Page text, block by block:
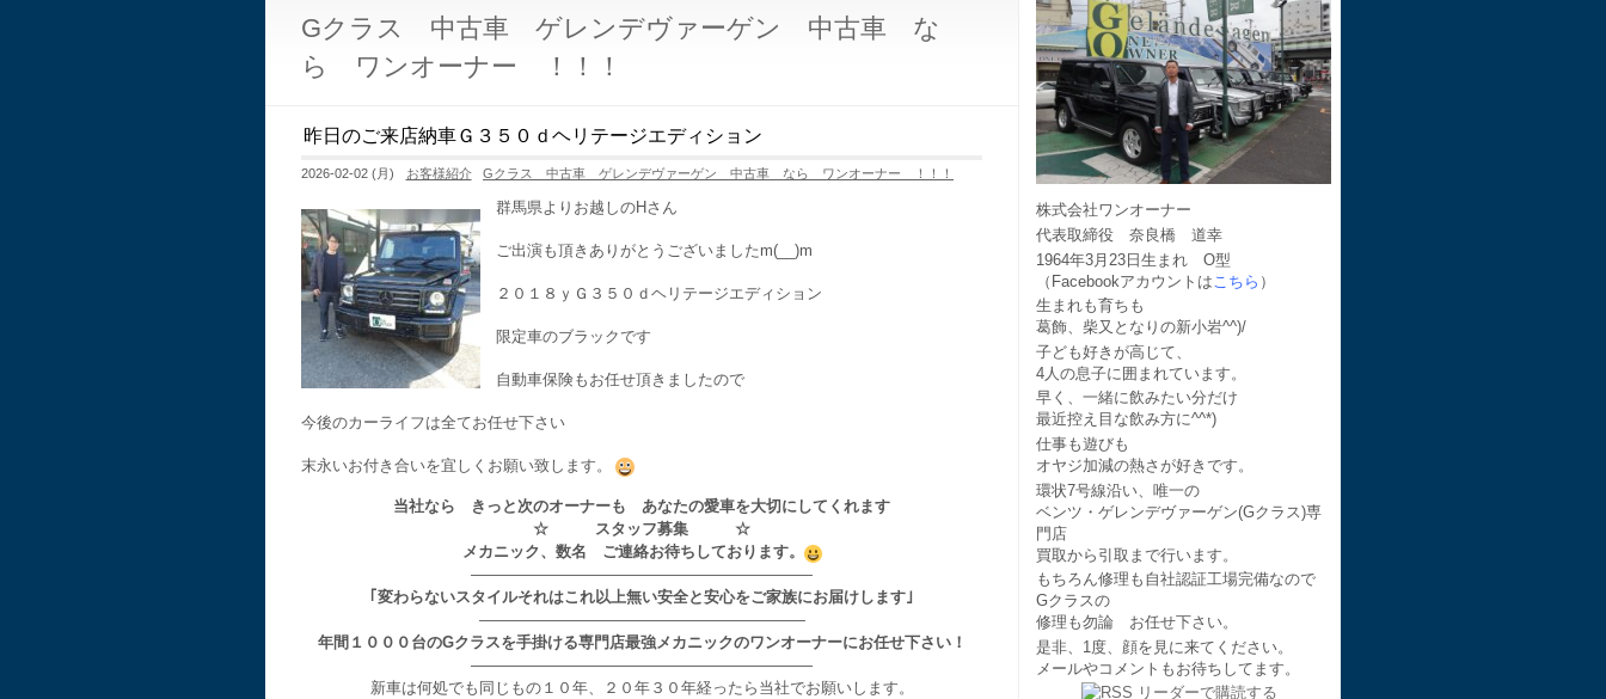
Gクラス 中古車 ゲレンデヴァーゲン 中古車 な
ら ワンオーナー ！！！
昨日のご来店納車Ｇ３５０ｄヘリテージエディション
2026-02-02 (月) お客様紹介 Gクラス 中古車 ゲレンデヴァーゲン 中古車 なら ワンオーナー ！！！
群馬県よりお越しのHさん
ご出演も頂きありがとうございましたm(__)m
２０１８ｙＧ３５０ｄヘリテージエディション
限定車のブラックです
自動車保険もお任せ頂きましたので
今後のカーライフは全てお任せ下さい
末永いお付き合いを宜しくお願い致します。
当社なら きっと次のオーナーも あなたの愛車を大切にしてくれます
☆ スタッフ募集 ☆
メカニック、数名 ご連絡お待ちしております。
——————————————————————
｢変わらないスタイルそれはこれ以上無い安全と安心をご家族にお届けします｣
—————————————————————
年間１０００台のGクラスを手掛ける専門店最強メカニックのワンオーナーにお任せ下さい！
——————————————————————
新車は何処でも同じもの１０年、２０年３０年経ったら当社でお願いします。
株式会社ワンオーナー
代表取締役 奈良橋 道幸
1964年3月23日生まれ O型
（Facebookアカウントは こちら ）
生まれも育ちも
葛飾、柴又となりの新小岩^^)/
子ども好きが高じて、
4人の息子に囲まれています。
早く、一緒に飲みたい分だけ
最近控え目な飲み方に^^*)
仕事も遊びも
オヤジ加減の熱さが好きです。
環状7号線沿い、唯一の
ベンツ・ゲレンデヴァーゲン(Gクラス)専
門店
買取から引取まで行います。
もちろん修理も自社認証工場完備なので
Gクラスの
修理も勿論 お任せ下さい。
是非、1度、顔を見に来てください。
メールやコメントもお待ちしてます。